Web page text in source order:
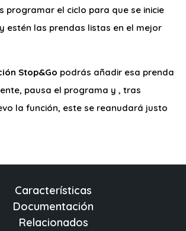
programar el ciclo para que se inicie
estén las prendas listas en el mejor
Stop&Go podrás añadir esa prenda
pausa el programa y , tras
la función, este se reanudará justo
Características
Documentación
Relacionados